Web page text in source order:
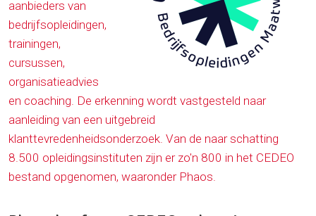
aanbieders van
bedrijfsopleidingen,
trainingen,
cursussen,
organisatieadvies
en coaching. De erkenning wordt vastgesteld naar
aanleiding van een uitgebreid
klanttevredenheidsonderzoek. Van de naar schatting
8.500 opleidingsinstituten zijn er zo'n 800 in het CEDEO
bestand opgenomen, waaronder Phaos.